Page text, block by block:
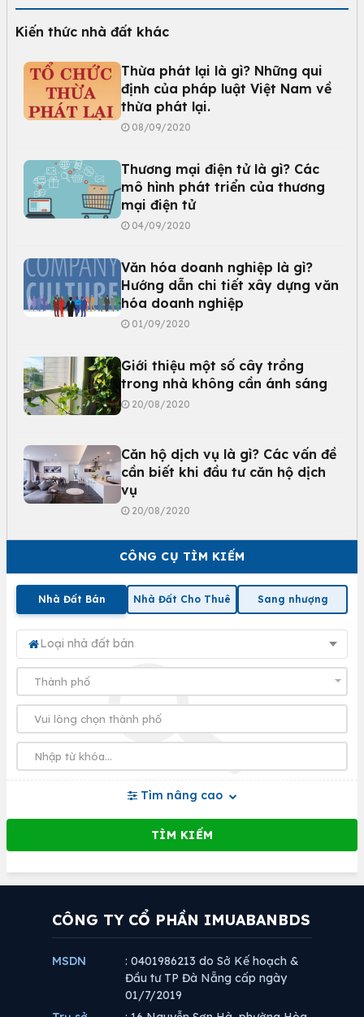
CÔNG CỤ TÌM KIẾM
Nhà Đất Bán Nhà Đất Cho Thuê Sang nhượng
Loại nhà đất bán
Tìm nâng cao
Kiến thức nhà đất khác
Thừa phát lại là gì? Những qui
định của pháp luật Việt Nam về
thừa phát lại.
08/09/2020
Thương mại điện tử là gì? Các
mô hình phát triển của thương
mại điện tử
04/09/2020
Văn hóa doanh nghiệp là gì?
Hướng dẫn chi tiết xây dựng văn
hóa doanh nghiệp
01/09/2020
Giới thiệu một số cây trồng
trong nhà không cần ánh sáng
20/08/2020
Căn hộ dịch vụ là gì? Các vấn đề
cần biết khi đầu tư căn hộ dịch
vụ
20/08/2020
CÔNG TY CỔ PHẦN IMUABANBDS
MSDN
: 0401986213 do Sở Kế hoạch &
Đầu tư TP Đà Nẵng cấp ngày
01/7/2019